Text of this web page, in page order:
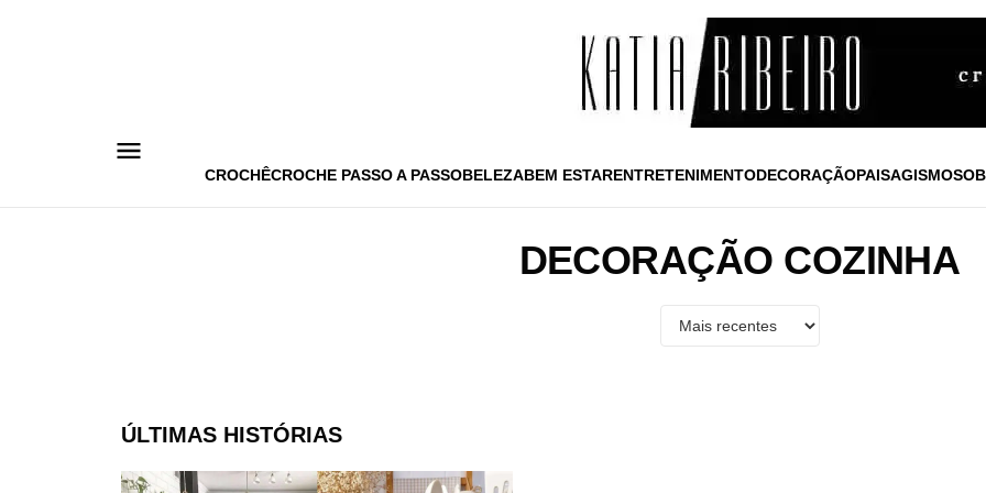
CROCHÊCROCHE PASSO A PASSOBELEZABEM ESTARENTRETENIMENTODECORAÇÃOPAISAGISMO
DECORAÇÃO COZINHA
ÚLTIMAS HISTÓRIAS